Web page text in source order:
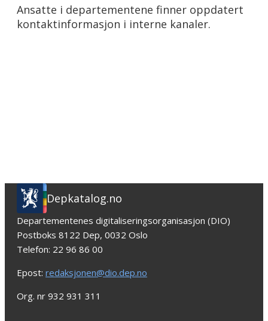
Ansatte i departementene finner oppdatert
kontaktinformasjon i interne kanaler.
Depkatalog.no
Departementenes digitaliseringsorganisasjon (DIO)
Postboks 8122 Dep, 0032 Oslo
Telefon: 22 96 86 00
Epost: redaksjonen@dio.dep.no
Org. nr 932 931 311